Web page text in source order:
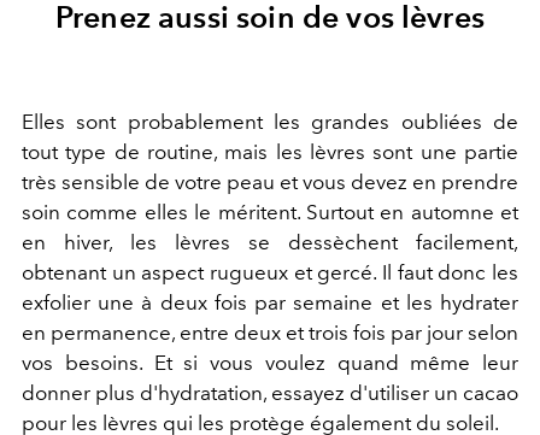
Prenez aussi soin de vos lèvres
Elles sont probablement les grandes oubliées de
tout type de routine, mais les lèvres sont une partie
très sensible de votre peau et vous devez en prendre
soin comme elles le méritent. Surtout en automne et
en hiver, les lèvres se dessèchent facilement,
obtenant un aspect rugueux et gercé. Il faut donc les
exfolier une à deux fois par semaine et les hydrater
en permanence, entre deux et trois fois par jour selon
vos besoins. Et si vous voulez quand même leur
donner plus d'hydratation, essayez d'utiliser un cacao
pour les lèvres qui les protège également du soleil.